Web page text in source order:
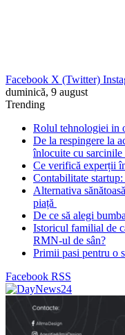
Facebook X (Twitter)
duminică, 9 august
Trending
Rolul tehnologiei in
De la respingere la
înlocuite cu
Ce verifică experții
Contabilitate
Alternativa
piață
De ce să alegi
Istoricul familial de
RMN-ul de sân?
Primii pasi pentru o
Facebook RSS